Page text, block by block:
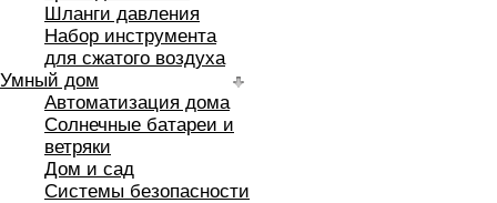
Шланги давления
Набор инструмента
для сжатого воздуха
Умный дом
Автоматизация дома
Солнечные батареи и
ветряки
Дом и сад
Системы безопасности